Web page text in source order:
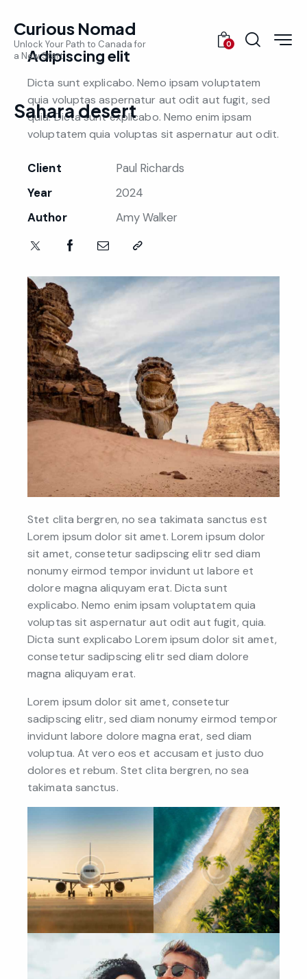
Curious Nomad
Unlock Your Path to Canada for
a New Start
0
Sahara desert
Stet clita bergren, no sea takimata sanctus est
Lorem ipsum dolor sit amet. Lorem ipsum dolor
sit amet, consetetur sadipscing elitr sed diam
nonumy eirmod tempor invidunt ut labore et
dolore magna aliquyam erat. Dicta sunt
explicabo. Nemo enim ipsam voluptatem quia
voluptas sit aspernatur aut odit aut fugit, quia.
Dicta sunt explicabo Lorem ipsum dolor sit amet,
consetetur sadipscing elitr sed diam dolore
magna aliquyam erat.
Lorem ipsum dolor sit amet, consetetur
sadipscing elitr, sed diam nonumy eirmod tempor
invidunt labore dolore magna erat, sed diam
voluptua. At vero eos et accusam et justo duo
dolores et rebum. Stet clita bergren, no sea
takimata sanctus.
Adipiscing elit
Dicta sunt explicabo. Nemo ipsam voluptatem
quia voluptas aspernatur aut odit aut fugit, sed
quia. Dicta sunt explicabo. Nemo enim ipsam
voluptatem quia voluptas sit aspernatur aut odit.
Client
Paul Richards
Year
2024
Author
Amy Walker